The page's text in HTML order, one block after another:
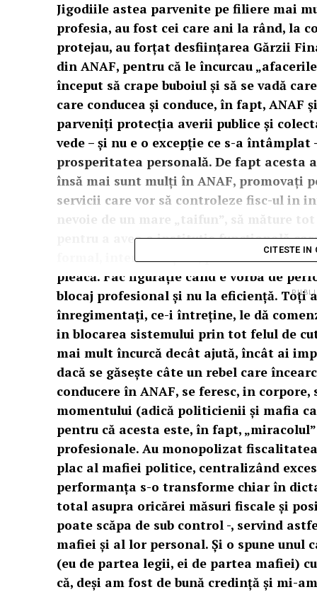
Jigodiile astea parvenite pe filiere mai
profesia, au fost cei care ani la rând, la
protejau, au forțat desființarea Gărzii
din ANAF, pentru că le încurcau
început să crape buboiul și să se vadă
care conducea și conduce, în fapt,
parveniți protecția averii publice și
vede – și nu e o excepție ce s-a
prosperitatea personală. De fapt acesta
însă mai sunt mulți în ANAF, promovați
servicii care vor să controleze fisc-ul in
nevoie de un mare „taifun”, să măture
pentru a avea o instituție funcțională
formal, interesele țării, pentru că nici
pleacă. Fac figurație când e vorba de
blocaj profesional și nu la eficiență. Toți
înregimentați, ce-i întreține, le dă
in blocarea sistemului prin tot felul de
mai mult încurcă decât ajută, încât ai
dacă se găsește câte un rebel care
conducere în ANAF, se feresc, in
momentului (adică politicienii și mafia
pentru că acesta este, în fapt,
profesionale. Au monopolizat
plac al mafiei politice, centralizând
performanța s-o transforme chiar în
total asupra oricărei măsuri fiscale și
poate scăpa de sub control -, servind
mafiei și al lor personal. Și o spune unul
(eu de partea legii, ei de partea mafiei)
că, deși am fost de bună credință și mi-
CITESTE IN